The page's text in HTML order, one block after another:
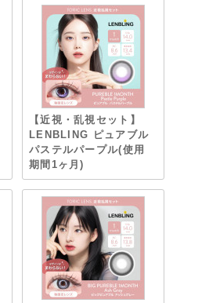
【近視・乱視セット】
LENBLING ピュアブル
パステルパープル(使用
期間1ヶ月)